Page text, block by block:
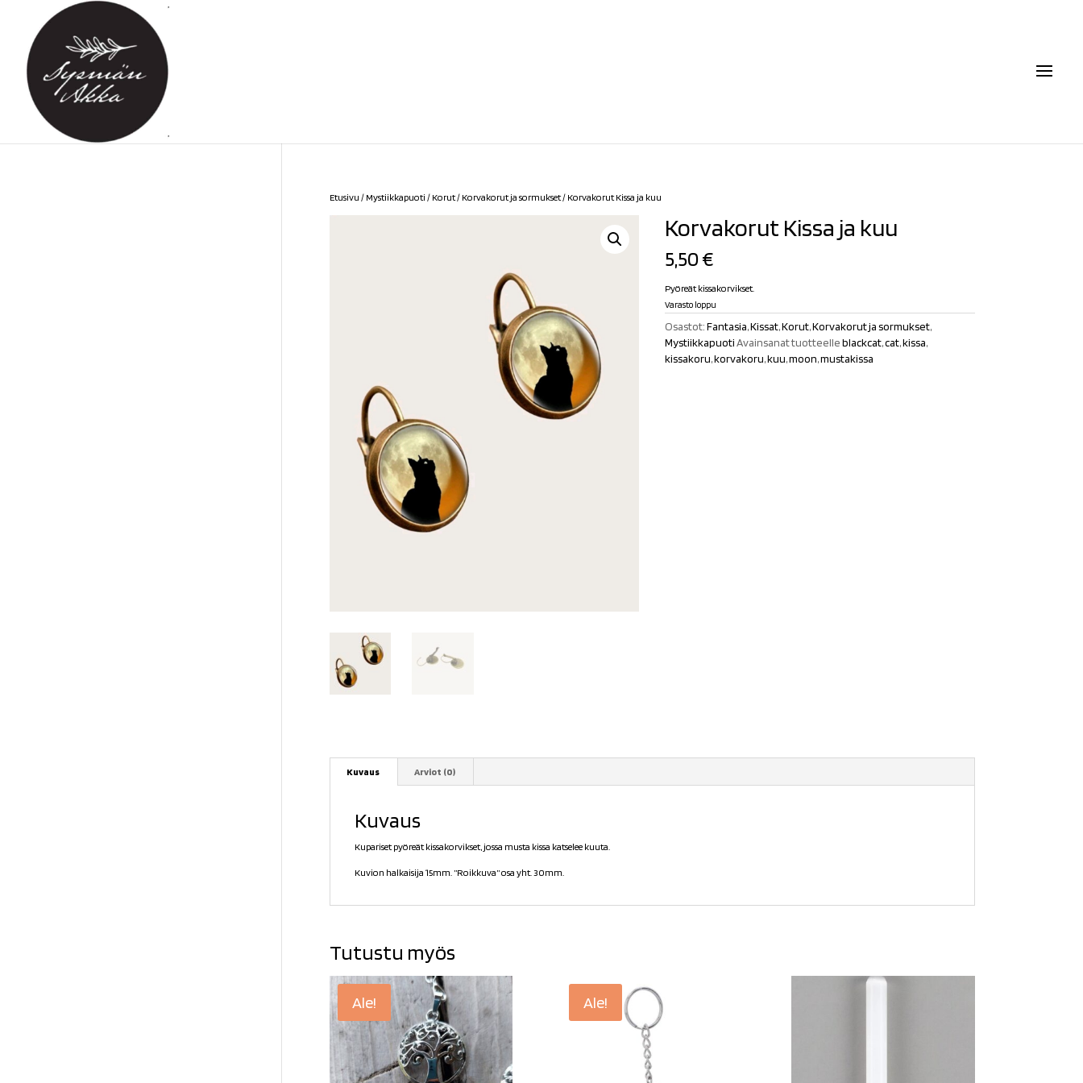
Etusivu / Mystiikkapuoti / Korut/ Korvakorut ja sormukset/ Korvakorut Kissa ja kuu
Korvakorut Kissa ja kuu
5,50€
Pyöreät kissakorvikset.
Varasto loppu
Osastot:Fantasia,Kissat,Korut,Korvakorut ja sormukset,
MystiikkapuotiAvainsanat tuotteelleblackcat,cat,kissa,
kissakoru,korvakoru,kuu,moon,mustakissa
Kuvaus Arviot (0)
Kuvaus
Kupariset pyöreät kissakorvikset, jossa musta kissa katselee kuuta.
Kuvion halkaisija 15mm. ”Roikkuva” osa yht. 30mm.
Tutustu myös
Ale! Ale!